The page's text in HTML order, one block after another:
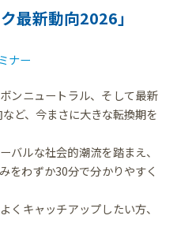
最新動向2026」
ナー
ンニュートラル、そして最新
ど、今まさに大きな転換期を
バルな社会的潮流を踏まえ、
をわずか30分で分かりやすく
くキャッチアップしたい方、